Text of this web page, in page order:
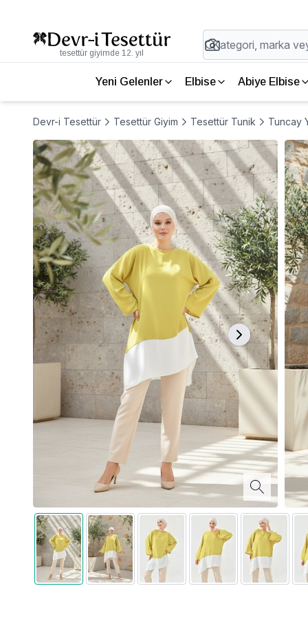
tesettür giyimde 12. yıl
Yeni Gelenler Elbise Abiye Elbise
Devr-i Tesettür Tesettür Giyim Tesettür Tunik Tuncay